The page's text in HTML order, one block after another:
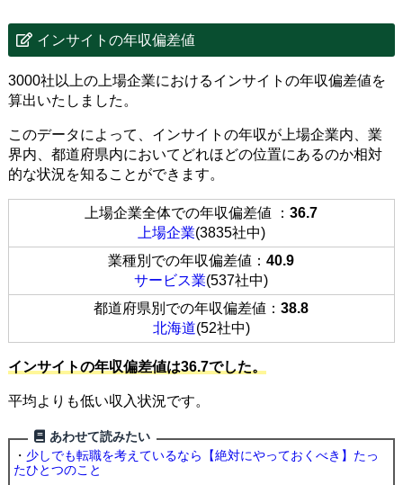
インサイトの年収偏差値
3000社以上の上場企業におけるインサイトの年収偏差値を
算出いたしました。
このデータによって、インサイトの年収が上場企業内、業
界内、都道府県内においてどれほどの位置にあるのか相対
的な状況を知ることができます。
上場企業全体での年収偏差値 ：36.7
上場企業(3835社中)
業種別での年収偏差値：40.9
サービス業(537社中)
都道府県別での年収偏差値：38.8
北海道(52社中)
インサイトの年収偏差値は36.7でした。
平均よりも低い収入状況です。
あわせて読みたい
・ 少しでも転職を考えているなら【絶対にやっておくべき】たっ
たひとつのこと